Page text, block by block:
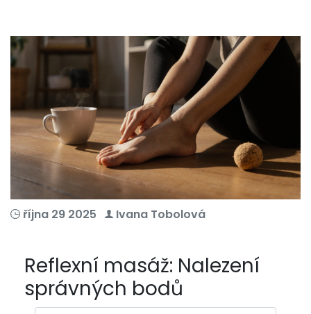
října 29 2025 Ivana Tobolová
Reflexní masáž: Nalezení
správných bodů